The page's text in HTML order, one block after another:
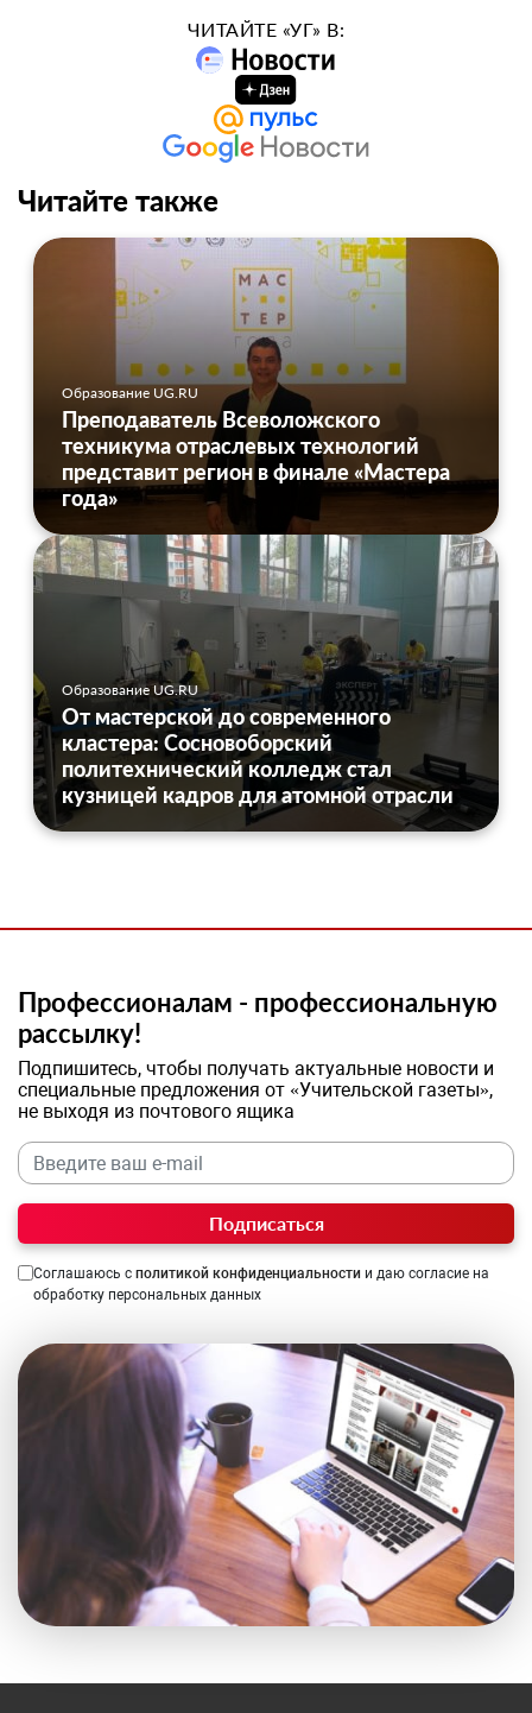
ЧИТАЙТЕ «УГ» В:
Читайте также
Образование UG.RU
Преподаватель Всеволожского
техникума отраслевых технологий
представит регион в финале «Мастера
года»
Образование UG.RU
От мастерской до современного
кластера: Сосновоборский
политехнический колледж стал
кузницей кадров для атомной отрасли
Профессионалам - профессиональную
рассылку!
Подпишитесь, чтобы получать актуальные новости и
специальные предложения от «Учительской газеты»,
не выходя из почтового ящика
Подписаться
Соглашаюсь с политикой конфиденциальности и даю согласие на
обработку персональных данных